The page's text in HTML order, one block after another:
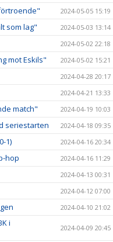
2024-05-05 15:19
som lag" 2024-05-03 13:14
2024-05-02 22:18
mot Eskils" 2024-05-02 15:21
2024-04-28 20:17
2024-04-21 13:33
match" 2024-04-19 10:03
seriestarten 2024-04-18 09:35
1) 2024-04-16 20:34
hop 2024-04-16 11:29
2024-04-13 00:31
2024-04-12 07:00
2024-04-10 21:02
i
2024-04-09 20:45